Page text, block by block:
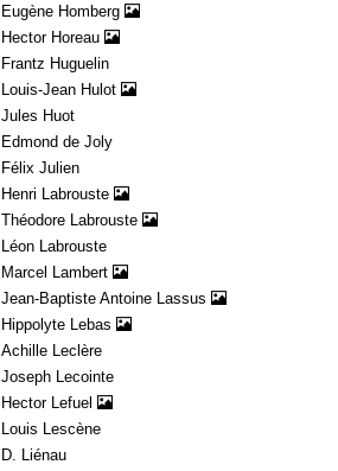
Eugène Homberg
Hector Horeau
Frantz Huguelin
Louis-Jean Hulot
Jules Huot
Edmond de Joly
Félix Julien
Henri Labrouste
Théodore Labrouste
Léon Labrouste
Marcel Lambert
Jean-Baptiste Antoine Lassus
Hippolyte Lebas
Achille Leclère
Joseph Lecointe
Hector Lefuel
Louis Lescène
D. Liénau